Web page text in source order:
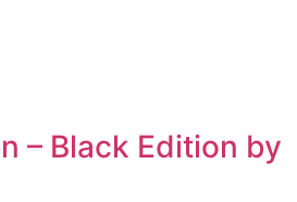
– Black Edition by